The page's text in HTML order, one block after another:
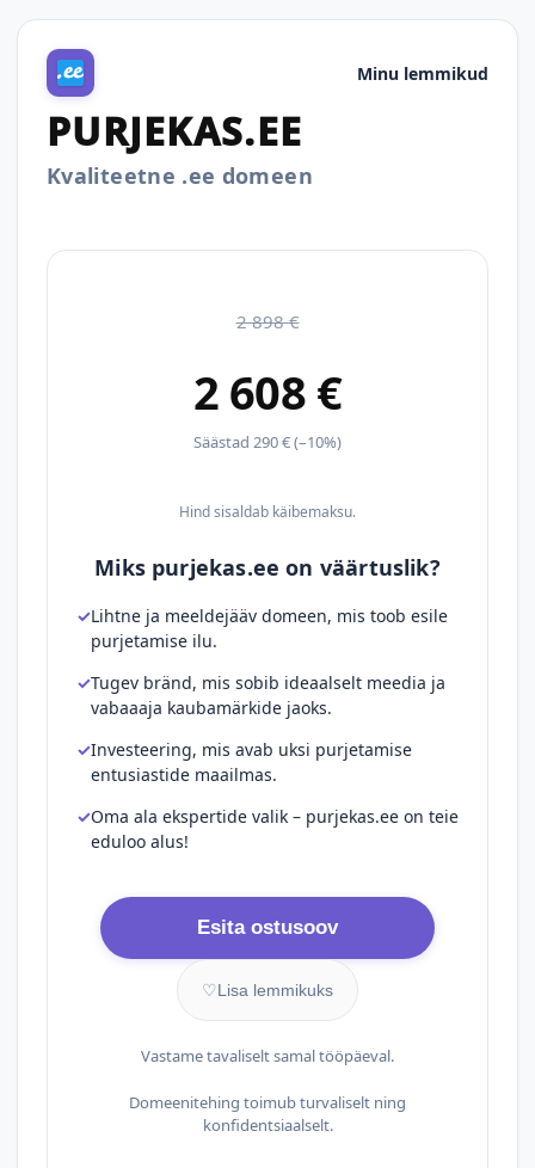
Minu lemmikud
PURJEKAS.EE
Kvaliteetne .ee domeen
2 898 €
2 608 €
Säästad 290 € (–10%)
Hind sisaldab käibemaksu.
Miks purjekas.ee on väärtuslik?
Lihtne ja meeldejääv domeen, mis toob esile
purjetamise ilu.
Tugev bränd, mis sobib ideaalselt meedia ja
vabaaaja kaubamärkide jaoks.
Investeering, mis avab uksi purjetamise
entusiastide maailmas.
Oma ala ekspertide valik – purjekas.ee on teie
eduloo alus!
Esita ostusoov
♡Lisa lemmikuks
Vastame tavaliselt samal tööpäeval.
Domeenitehing toimub turvaliselt ning
konfidentsiaalselt.